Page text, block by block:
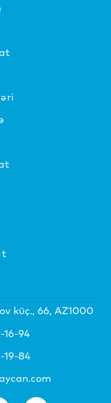
küç., 66, AZ1000
16-94
19-84